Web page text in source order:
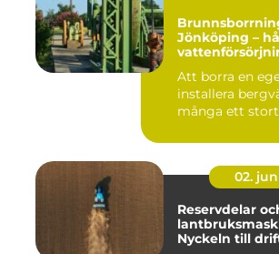
Jönköping –
Att borra en
installera
många ett stort
02. jun
Reservdelar
Nyckeln till